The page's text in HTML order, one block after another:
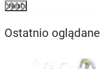
Next
Ostatnio oglądane